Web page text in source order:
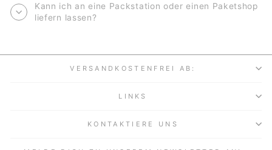
Kann ich an eine Packstation oder einen Paketshop
liefern lassen?
VERSANDKOSTENFREI AB:
LINKS
KONTAKTIERE UNS